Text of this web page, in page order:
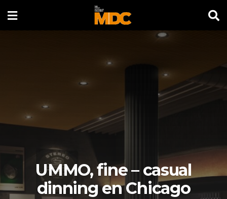
UMMO, fine – casual
dinning en Chicago